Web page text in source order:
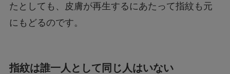
たとしても、皮膚が再生するにあたって指紋も元
にもどるのです。
指紋は誰一人として同じ人はいない